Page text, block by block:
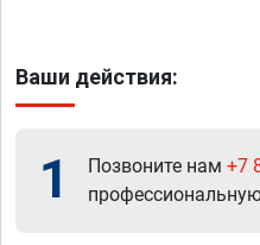
Ваши действия:
1 Позвоните нам +7